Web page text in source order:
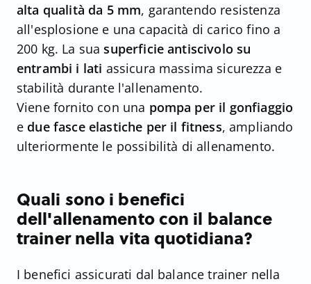
alta qualità da 5 mm, garantendo resistenza
all'esplosione e una capacità di carico fino a
200 kg. La suasuperficie antiscivolo su
entrambi i lati assicura massima sicurezza e
stabilità durante l'allenamento.
Viene fornito con una pompa per il gonfiaggio
e due fasce elastiche per il fitness, ampliando
ulteriormente le possibilità di allenamento.
Quali sono i benefici
dell'allenamento con il balance
trainer nella vita quotidiana?
I benefici assicurati dal balance trainer nella